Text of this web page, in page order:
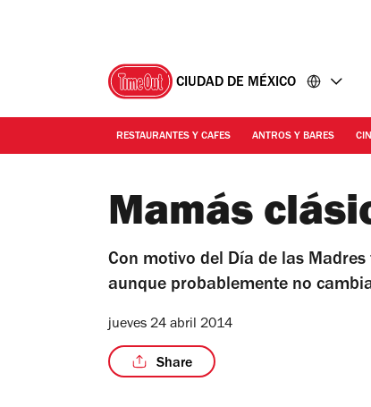
CIUDAD DE MÉXICO
RESTAURANTES Y CAFES ANTROS Y BARES
Mamás
Con motivo del Día de las
aunque probablemente no
jueves 24 abril 2014
Share